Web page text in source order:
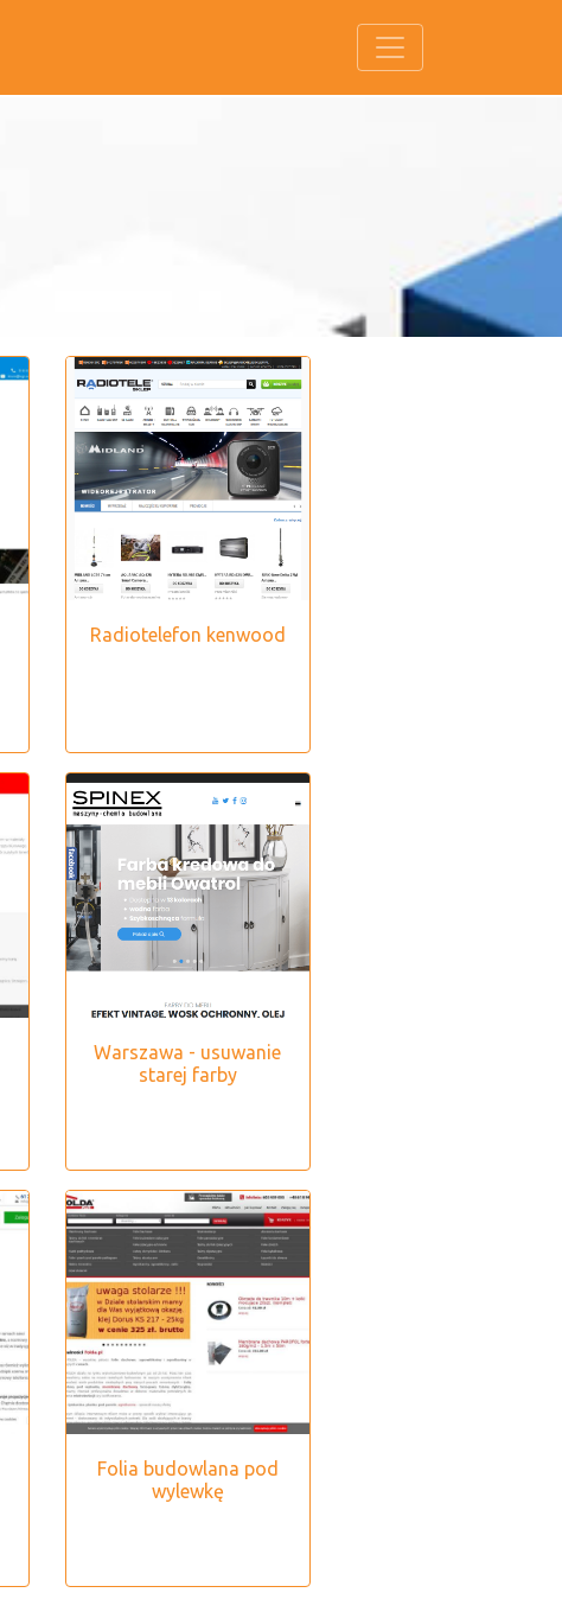
Radiotelefon kenwood
Warszawa - usuwanie
starej farby
Folia budowlana pod
wylewkę